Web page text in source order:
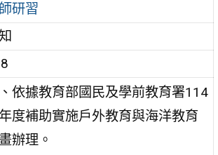
研習
依據教育部國民及學前教育署114
度補助實施戶外教育與海洋教育
辦理。